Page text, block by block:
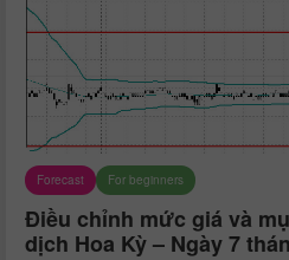
Forecast For beginners
Điều chỉnh mức giá và
dịch Hoa Kỳ – Ngày 7